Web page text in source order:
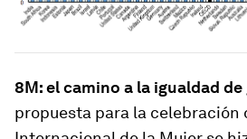
8M: el camino a la igualdad de
propuesta para la celebración